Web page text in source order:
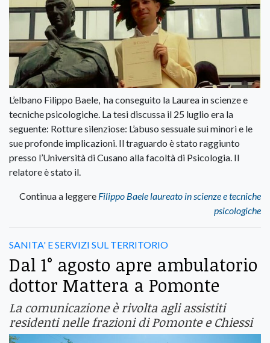
L’elbano Filippo Baele, ha conseguito la Laurea in scienze e
tecniche psicologiche. La tesi discussa il 25 luglio era la
seguente: Rotture silenziose: L’abuso sessuale sui minori e le
sue profonde implicazioni. Il traguardo è stato raggiunto
presso l’Università di Cusano alla facoltà di Psicologia. Il
relatore è stato il.
Continua a leggere Filippo Baele laureato in scienze e tecniche
psicologiche
SANITA' E SERVIZI SUL TERRITORIO
Dal 1° agosto apre ambulatorio
dottor Mattera a Pomonte
La comunicazione è rivolta agli assistiti
residenti nelle frazioni di Pomonte e Chiessi